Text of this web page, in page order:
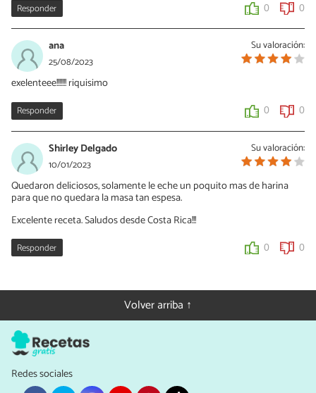
Responder 0 0
Su valoración:
ana
25/08/2023
exelenteee!!!!!!! riquisimo
Responder 0 0
Su valoración:
Shirley Delgado
10/01/2023
Quedaron deliciosos, solamente le eche un poquito mas de harina
para que no quedara la masa tan espesa.
Excelente receta. Saludos desde Costa Rica!!!
Responder 0 0
Volver arriba ↑
Redes sociales